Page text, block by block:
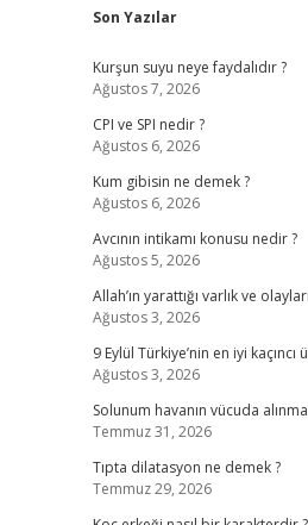
Sidebar
Son Yazılar
Kurşun suyu neye faydalıdır ?
Ağustos 7, 2026
CPI ve SPI nedir ?
Ağustos 6, 2026
Kum gibisin ne demek ?
Ağustos 6, 2026
Avcının intikamı konusu nedir ?
Ağustos 5, 2026
Allah’ın yarattığı varlık ve
Ağustos 3, 2026
9 Eylül Türkiye’nin en iyi kaçıncı
Ağustos 3, 2026
Solunum havanın vücuda
Temmuz 31, 2026
Tıpta dilatasyon ne demek ?
Temmuz 29, 2026